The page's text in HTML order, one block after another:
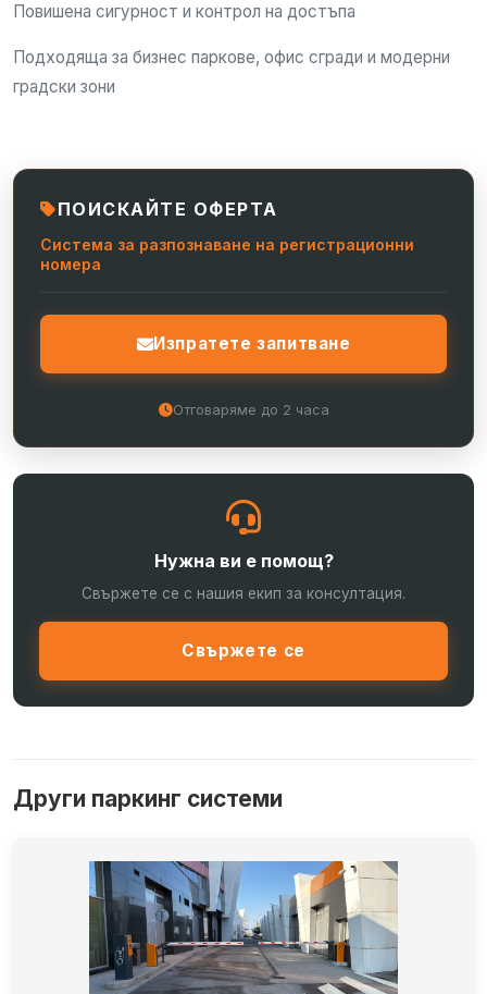
Повишена сигурност и контрол на достъпа
Подходяща за бизнес паркове, офис сгради и модерни
градски зони
ПОИСКАЙТЕ ОФЕРТА
Система за разпознаване на регистрационни
номера
Изпратете запитване
Отговаряме до 2 часа
Нужна ви е помощ?
Свържете се с нашия екип за консултация.
Свържете се
Други паркинг системи